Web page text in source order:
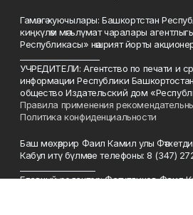
Гамәлгә куючылары: Башкортстан
киңкүләм мәгълүмат чаралары
Республикасы» нәшрият йорты
УЧРЕДИТЕЛИ: Агентство по печати и
информации Республики
общество Издательский дом
Правила применения
Политика конфиденциальности
Баш мөхәррир Фаил Камил улы
Кабул итү бүлмәсе телефоны: 8 (347)
Главный редактор: Фатхтдинов Фаил